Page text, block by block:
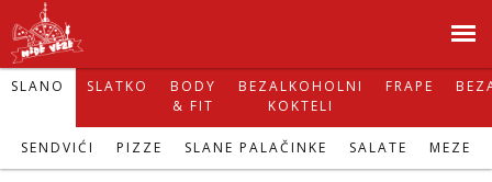
main
content
N
SLANO SLATKO
BODY
& FIT
BEZALKOHOLNI
KOKTELI
FRAPE
SENDVIĆI PIZZE SLANE PALAČINKE SALATE MEZE